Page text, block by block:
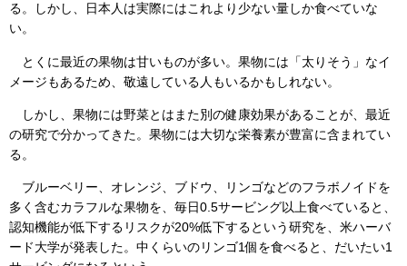
る。しかし、日本人は実際にはこれより少ない量しか食べていな
い。
とくに最近の果物は甘いものが多い。果物には「太りそう」なイ
メージもあるため、敬遠している人もいるかもしれない。
しかし、果物には野菜とはまた別の健康効果があることが、最近
の研究で分かってきた。果物には大切な栄養素が豊富に含まれてい
る。
ブルーベリー、オレンジ、ブドウ、リンゴなどのフラボノイドを
多く含むカラフルな果物を、毎日0.5サービング以上食べていると、
認知機能が低下するリスクが20%低下するという研究を、米ハーバ
ード大学が発表した。中くらいのリンゴ1個を食べると、だいたい1